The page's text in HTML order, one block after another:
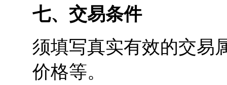
七、交易条件
须填写真实有效的交易
价格等。